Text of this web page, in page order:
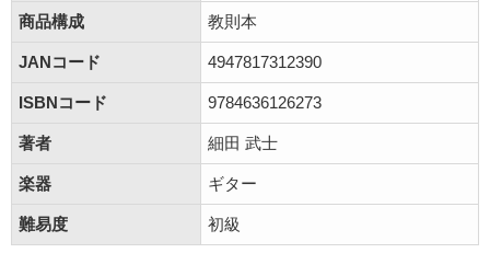
商品構成 教則本
JANコード 4947817312390
ISBNコード 9784636126273
著者 細田 武士
楽器 ギター
難易度 初級